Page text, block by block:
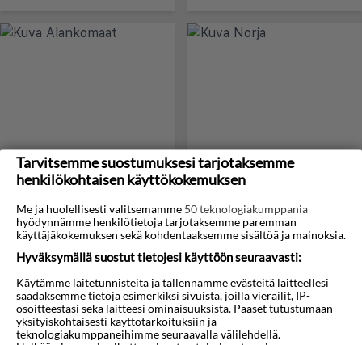
Alankomaat Norja
Oman Itävalta
Tarvitsemme suostumuksesi tarjotaksemme
henkilökohtaisen käyttökokemuksen
Me ja huolellisesti valitsemamme 50 teknologiakumppania
hyödynnämme henkilötietoja tarjotaksemme paremman
käyttäjäkokemuksen sekä kohdentaaksemme sisältöä ja mainoksia.
Hyväksymällä suostut tietojesi käyttöön seuraavasti:
Käytämme laitetunnisteita ja tallennamme evästeitä laitteellesi
saadaksemme tietoja esimerkiksi sivuista, joilla vierailit, IP-
osoitteestasi sekä laitteesi ominaisuuksista. Pääset tutustumaan
yksityiskohtaisesti käyttötarkoituksiin ja
teknologiakumppaneihimme seuraavalla välilehdellä.